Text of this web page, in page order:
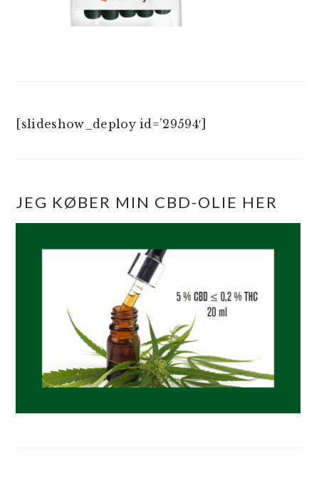
[slideshow_deploy id=’29594′]
JEG KØBER MIN CBD-OLIE HER